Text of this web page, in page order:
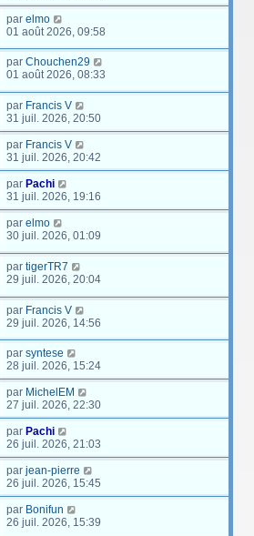
par elmo
01 août 2026, 09:58
par Chouchen29
01 août 2026, 08:33
par Francis V
31 juil. 2026, 20:50
par Francis V
31 juil. 2026, 20:42
par Pachi
31 juil. 2026, 19:16
par elmo
30 juil. 2026, 01:09
par tigerTR7
29 juil. 2026, 20:04
par Francis V
29 juil. 2026, 14:56
par syntese
28 juil. 2026, 15:24
par MichelEM
27 juil. 2026, 22:30
par Pachi
26 juil. 2026, 21:03
par jean-pierre
26 juil. 2026, 15:45
par Bonifun
26 juil. 2026, 15:39